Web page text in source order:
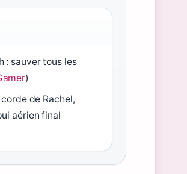
: sauver tous les
)
de Rachel,
aérien final